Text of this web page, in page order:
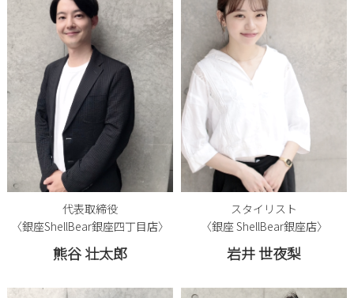
代表取締役
〈銀座ShellBear銀座四丁目店〉
熊谷 壮太郎
スタイリスト
〈銀座 ShellBear銀座店〉
岩井 世夜梨